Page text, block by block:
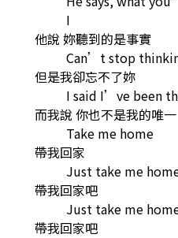
I
他說 妳聽到的是事實
Can’t stop
但是我卻忘不了妳
I said I’ve been
而我說 你也不是我的唯一
Take me home
帶我回家
Just take me
帶我回家吧
Just take me
帶我回家吧